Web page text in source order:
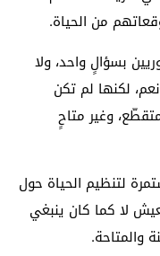
من الحياة.
بسؤالٍ واحد، ولا
لكنها لم تكن
وغير متاحٍ
لتنظيم الحياة حول
لا كما كان ينبغي
والمتاحة.